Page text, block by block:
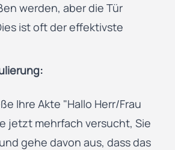
werden, aber die Tür
ist oft der effektivste
Ihre Akte "Hallo Herr/Frau
jetzt mehrfach versucht, Sie
gehe davon aus, dass das